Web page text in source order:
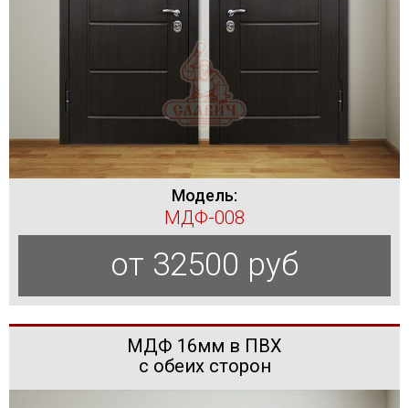
Модель:
МДФ-008
от 32500 руб
МДФ 16мм в ПВХ
с обеих сторон